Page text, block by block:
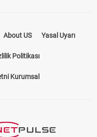
About US Yasal Uyarı
Politikası
Kurumsal